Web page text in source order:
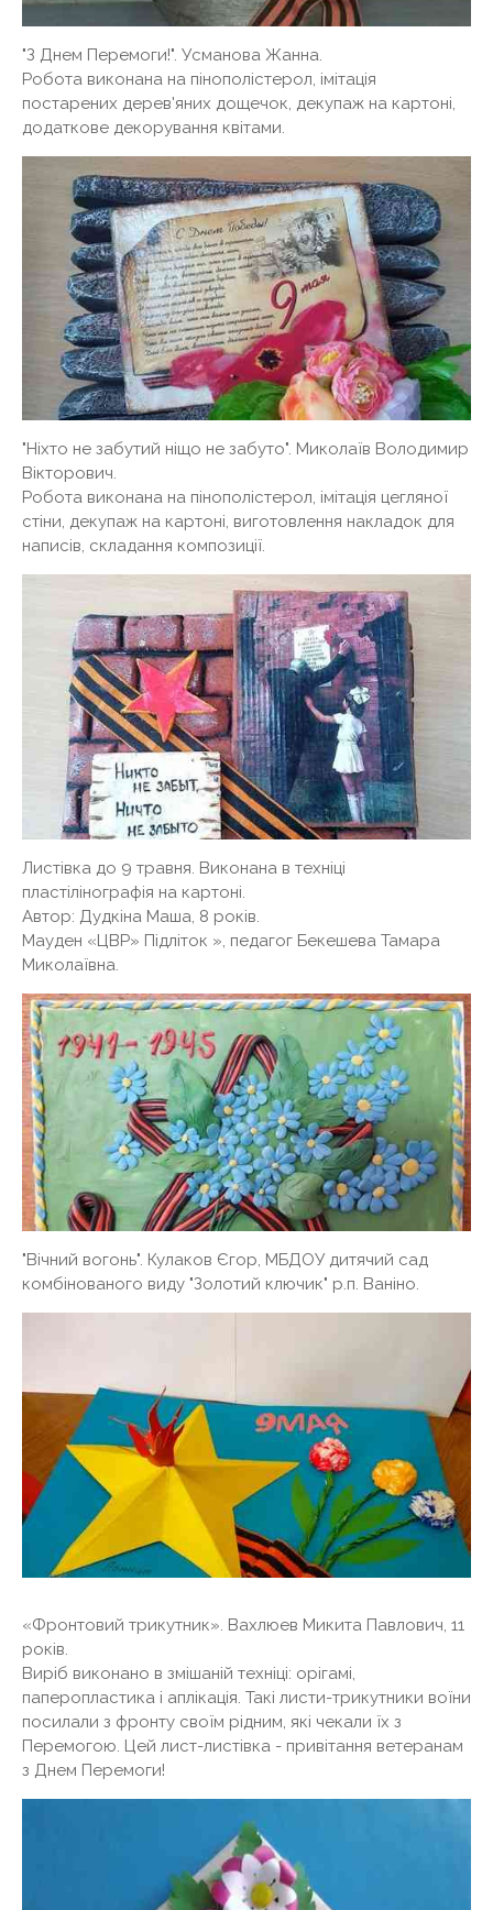
"З Днем Перемоги!". Усманова Жанна.
Робота виконана на пінополістерол, імітація
постарених дерев'яних дощечок, декупаж на картоні,
додаткове декорування квітами.
"Ніхто не забутий ніщо не забуто". Миколаїв Володимир
Вікторович.
Робота виконана на пінополістерол, імітація цегляної
стіни, декупаж на картоні, виготовлення накладок для
написів, складання композиції.
Листівка до 9 травня. Виконана в техніці
пластілінографія на картоні.
Автор: Дудкіна Маша, 8 років.
Мауден «ЦВР» Підліток », педагог Бекешева Тамара
Миколаївна.
"Вічний вогонь". Кулаков Єгор, МБДОУ дитячий сад
комбінованого виду "Золотий ключик" р.п. Ваніно.
«Фронтовий трикутник». Вахлюев Микита Павлович, 11
років.
Виріб виконано в змішаній техніці: орігамі,
паперопластика і аплікація. Такі листи-трикутники воїни
посилали з фронту своїм рідним, які чекали їх з
Перемогою. Цей лист-листівка - привітання ветеранам
з Днем Перемоги!